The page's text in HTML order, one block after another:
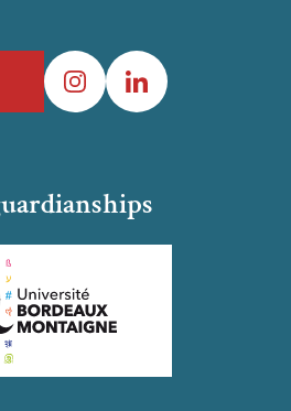
InstagramLinkedIn